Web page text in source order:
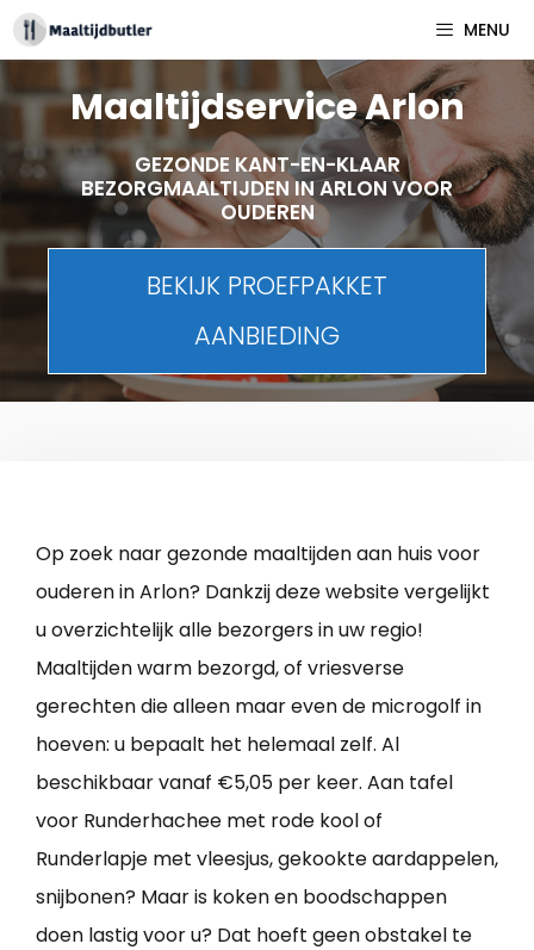
Spring
naar
inhoud
MENU
Maaltijdservice Arlon
GEZONDE KANT-EN-KLAAR
BEZORGMAALTIJDEN IN ARLON VOOR
OUDEREN
BEKIJK PROEFPAKKET
AANBIEDING
Op zoek naar gezonde maaltijden aan huis voor
ouderen in Arlon? Dankzij deze website vergelijkt
u overzichtelijk alle bezorgers in uw regio!
Maaltijden warm bezorgd, of vriesverse
gerechten die alleen maar even de microgolf in
hoeven: u bepaalt het helemaal zelf. Al
beschikbaar vanaf €5,05 per keer. Aan tafel
voor Runderhachee met rode kool of
Runderlapje met vleesjus, gekookte aardappelen,
snijbonen? Maar is koken en boodschappen
doen lastig voor u? Dat hoeft geen obstakel te